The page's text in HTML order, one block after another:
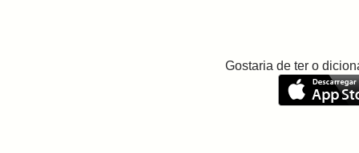
Gostaria de ter o